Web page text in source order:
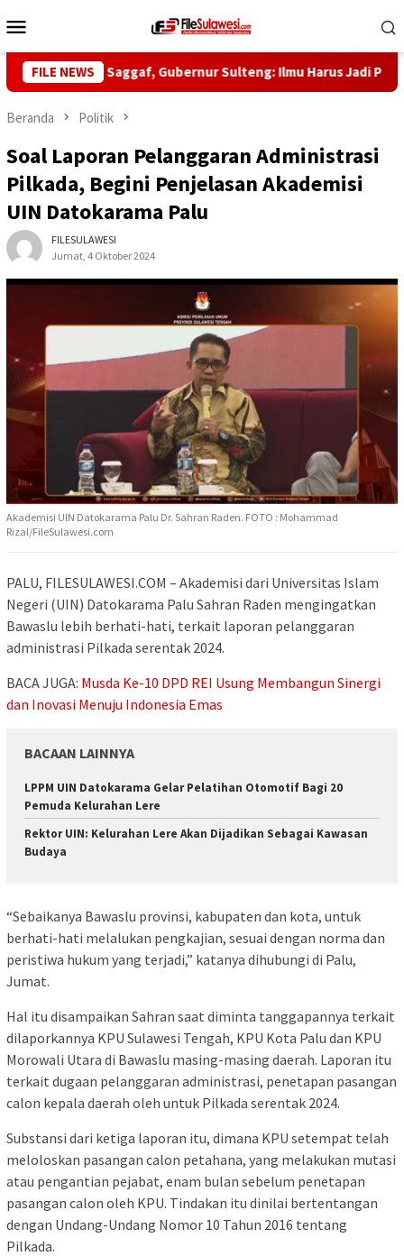
ke
Mobile
FILE NEWS
5 Habib Saggaf, Gubernur Sulteng: Ilmu Harus Jadi Panglima
Beranda Politik
Soal Laporan Pelanggaran Administrasi
Pilkada, Begini Penjelasan Akademisi
UIN Datokarama Palu
FILESULAWESI
Jumat, 4 Oktober 2024
Akademisi UIN Datokarama Palu Dr. Sahran Raden. FOTO : Mohammad
Rizal/FileSulawesi.com
PALU, FILESULAWESI.COM – Akademisi dari Universitas Islam
Negeri (UIN) Datokarama Palu Sahran Raden mengingatkan
Bawaslu lebih berhati-hati, terkait laporan pelanggaran
administrasi Pilkada serentak 2024.
BACA JUGA: Musda Ke-10 DPD REI Usung Membangun Sinergi
dan Inovasi Menuju Indonesia Emas
BACAAN LAINNYA
LPPM UIN Datokarama Gelar Pelatihan Otomotif Bagi 20
Pemuda Kelurahan Lere
Rektor UIN: Kelurahan Lere Akan Dijadikan Sebagai Kawasan
Budaya
“Sebaikanya Bawaslu provinsi, kabupaten dan kota, untuk
berhati-hati melalukan pengkajian, sesuai dengan norma dan
peristiwa hukum yang terjadi,” katanya dihubungi di Palu,
Jumat.
Hal itu disampaikan Sahran saat diminta tanggapannya terkait
dilaporkannya KPU Sulawesi Tengah, KPU Kota Palu dan KPU
Morowali Utara di Bawaslu masing-masing daerah. Laporan itu
terkait dugaan pelanggaran administrasi, penetapan pasangan
calon kepala daerah oleh untuk Pilkada serentak 2024.
Substansi dari ketiga laporan itu, dimana KPU setempat telah
meloloskan pasangan calon petahana, yang melakukan mutasi
atau pengantian pejabat, enam bulan sebelum penetapan
pasangan calon oleh KPU. Tindakan itu dinilai bertentangan
dengan Undang-Undang Nomor 10 Tahun 2016 tentang
Pilkada.